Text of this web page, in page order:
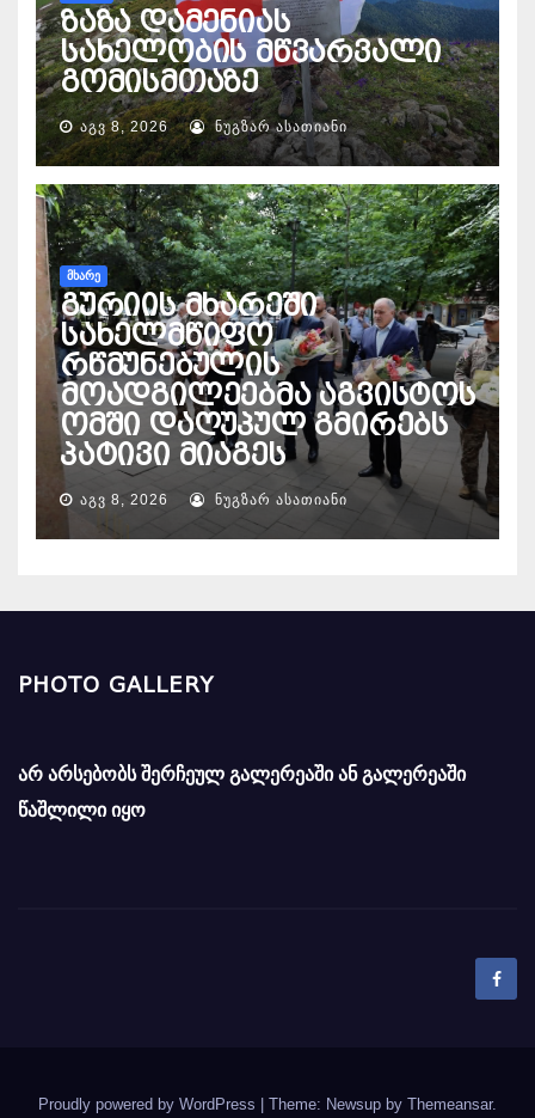
ზაზა დამენიას
სახელობის მწვარვალი
გომისმთაზე
ᲐᲒᲕ 8, 2026 ᲜᲣᲒᲖᲐᲠ ᲐᲡᲐᲗᲘᲐᲜᲘ
ᲛᲮᲐᲠᲔ
გურიის მხარეში
სახელმწიფო
რწმუნებულის
მოადგილეებმა აგვისტოს
ომში დაღუპულ გმირებს
პატივი მიაგეს
ᲐᲒᲕ 8, 2026 ᲜᲣᲒᲖᲐᲠ ᲐᲡᲐᲗᲘᲐᲜᲘ
PHOTO GALLERY
არ არსებობს შერჩეულ გალერეაში ან გალერეაში
წაშლილი იყო
Proudly powered by WordPress Theme: Newsup by Themeansar.